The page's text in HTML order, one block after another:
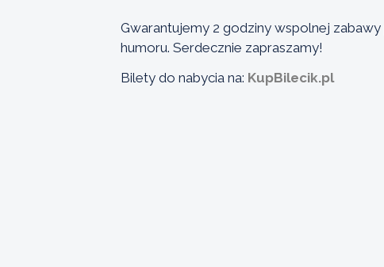
Gwarantujemy 2 godziny wspolnej
humoru. Serdecznie zapraszamy!
Bilety do nabycia na: KupBilecik.pl